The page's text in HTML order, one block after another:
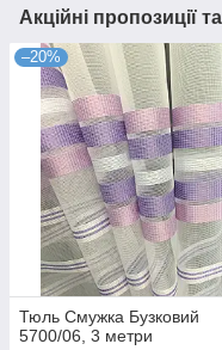
Акційні пропозиції
–20%
Тюль Смужка Бузковий
5700/06, 3 метри